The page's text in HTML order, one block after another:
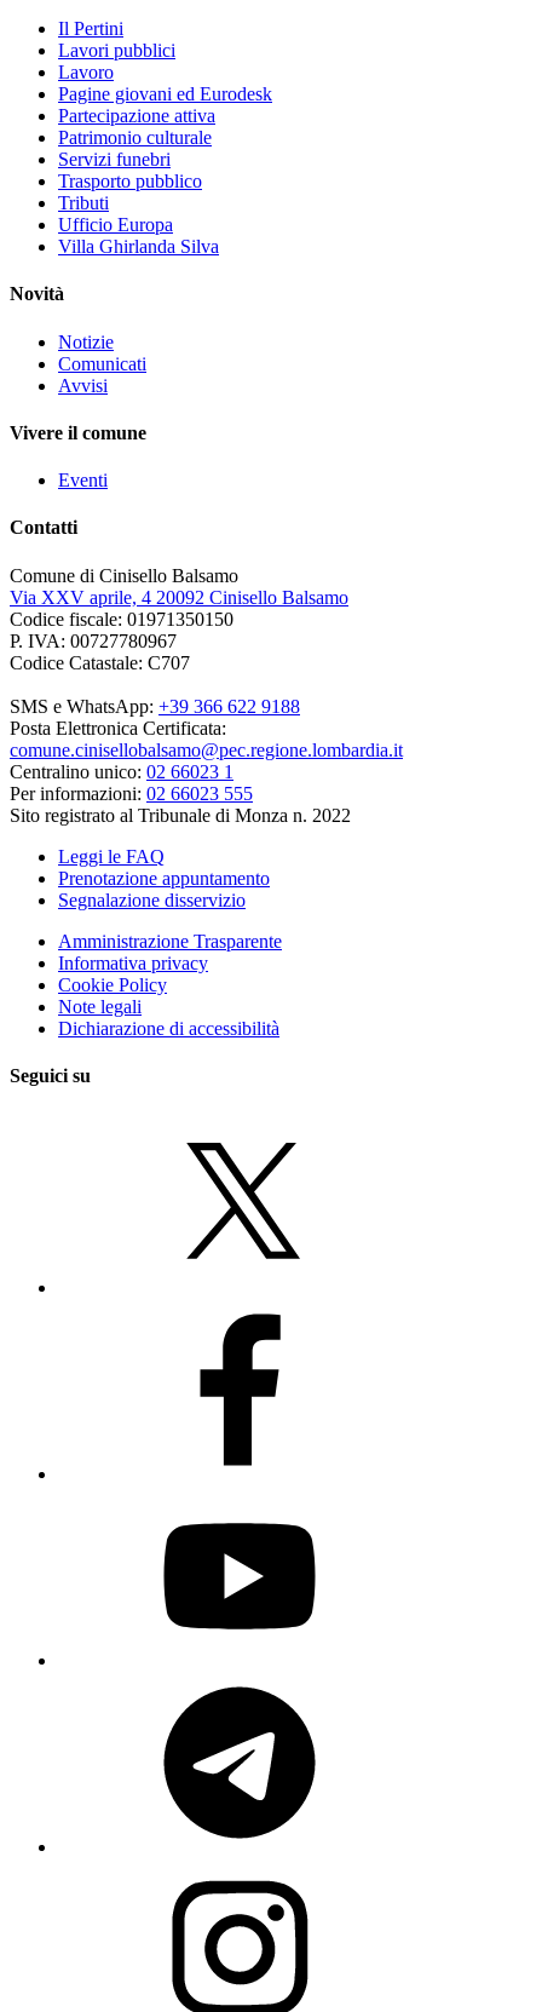
Il Pertini
Lavori pubblici
Lavoro
Pagine giovani ed Eurodesk
Partecipazione attiva
Patrimonio culturale
Servizi funebri
Trasporto pubblico
Tributi
Ufficio Europa
Villa Ghirlanda Silva
Novità
Notizie
Comunicati
Avvisi
Vivere il comune
Eventi
Contatti
Comune di Cinisello Balsamo
Via XXV aprile, 4 20092 Cinisello Balsamo
Codice fiscale: 01971350150
P. IVA: 00727780967
Codice Catastale: C707
SMS e WhatsApp: +39 366 622 9188
Posta Elettronica Certificata:
comune.cinisellobalsamo@pec.regione.lombardia.it
Centralino unico: 02 66023 1
Per informazioni: 02 66023 555
Sito registrato al Tribunale di Monza n. 2022
Leggi le FAQ
Prenotazione appuntamento
Segnalazione disservizio
Amministrazione Trasparente
Informativa privacy
Cookie Policy
Note legali
Dichiarazione di accessibilità
Seguici su